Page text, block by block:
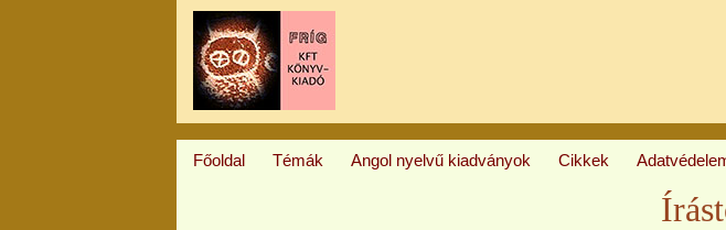
Főoldal Témák Angol nyelvű kiadványok Cikkek